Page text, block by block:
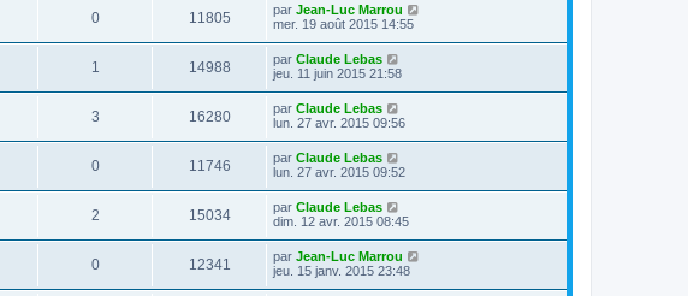
0 11805 par Jean-Luc Marrou
mer. 19 août 2015 14:55
1 14988 par Claude Lebas
jeu. 11 juin 2015 21:58
3 16280 par Claude Lebas
lun. 27 avr. 2015 09:56
0 11746 par Claude Lebas
lun. 27 avr. 2015 09:52
2 15034 par Claude Lebas
dim. 12 avr. 2015 08:45
0 12341 par Jean-Luc Marrou
jeu. 15 janv. 2015 23:48